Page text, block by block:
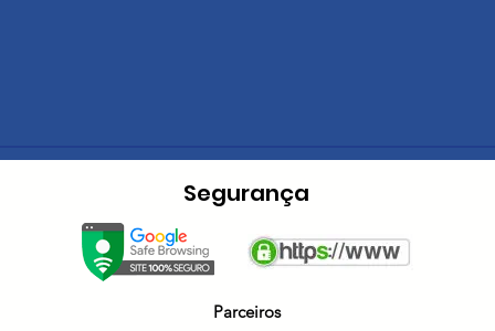
Segurança
Parceiros